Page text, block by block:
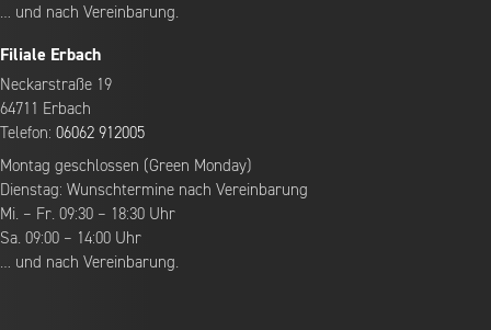
… und nach Vereinbarung.
Filiale Erbach
Neckarstraße 19
64711 Erbach
Telefon: 06062 912005
Montag geschlossen (Green Monday)
Dienstag: Wunschtermine nach Vereinbarung
Mi. – Fr. 09:30 – 18:30 Uhr
Sa. 09:00 – 14:00 Uhr
… und nach Vereinbarung.